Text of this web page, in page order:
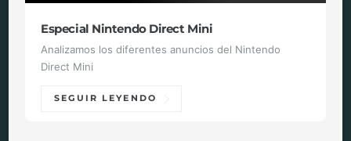
Especial Nintendo Direct Mini
Analizamos los diferentes anuncios del Nintendo
Direct Mini
SEGUIR LEYENDO